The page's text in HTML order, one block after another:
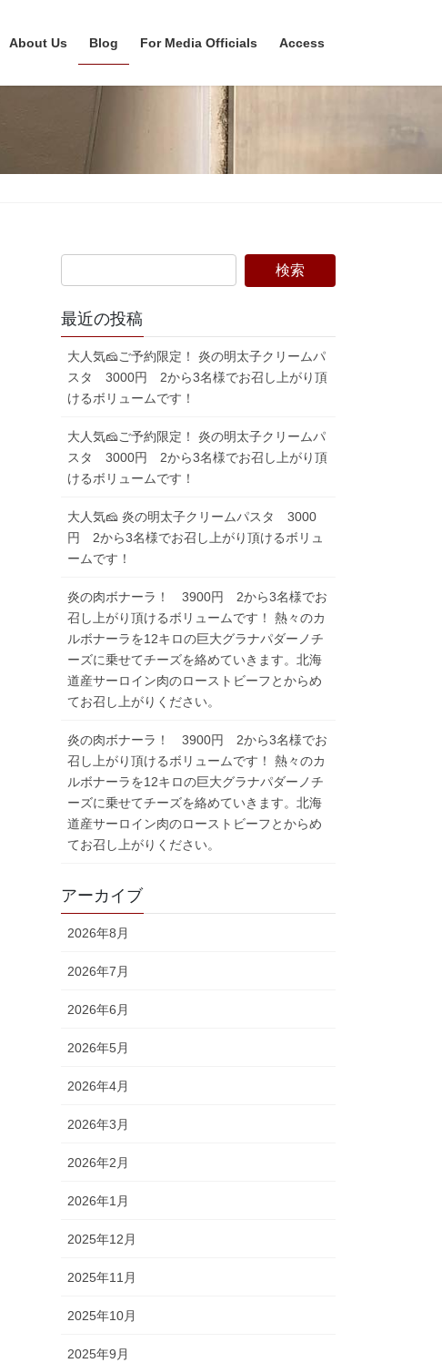
About Us Blog For Media Officials Access
最近の投稿
大人気🧀ご予約限定！ 炎の明太子クリームパ
スタ 3000円 2から3名様でお召し上がり頂
けるボリュームです！
大人気🧀ご予約限定！ 炎の明太子クリームパ
スタ 3000円 2から3名様でお召し上がり頂
けるボリュームです！
大人気🧀 炎の明太子クリームパスタ 3000
円 2から3名様でお召し上がり頂けるボリュ
ームです！
炎の肉ボナーラ！ 3900円 2から3名様でお
召し上がり頂けるボリュームです！ 熱々のカ
ルボナーラを12キロの巨大グラナパダーノチ
ーズに乗せてチーズを絡めていきます。北海
道産サーロイン肉のローストビーフとからめ
てお召し上がりください。
炎の肉ボナーラ！ 3900円 2から3名様でお
召し上がり頂けるボリュームです！ 熱々のカ
ルボナーラを12キロの巨大グラナパダーノチ
ーズに乗せてチーズを絡めていきます。北海
道産サーロイン肉のローストビーフとからめ
てお召し上がりください。
アーカイブ
2026年8月
2026年7月
2026年6月
2026年5月
2026年4月
2026年3月
2026年2月
2026年1月
2025年12月
2025年11月
2025年10月
2025年9月